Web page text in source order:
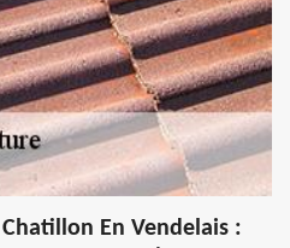
En Vendelais :